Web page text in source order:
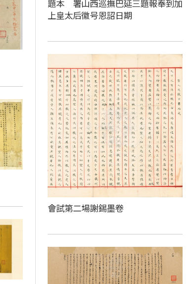
題本 署山西巡撫巴延三題報奉到加
上皇太后徽号恩詔日期
會試第二場謝錫墨卷